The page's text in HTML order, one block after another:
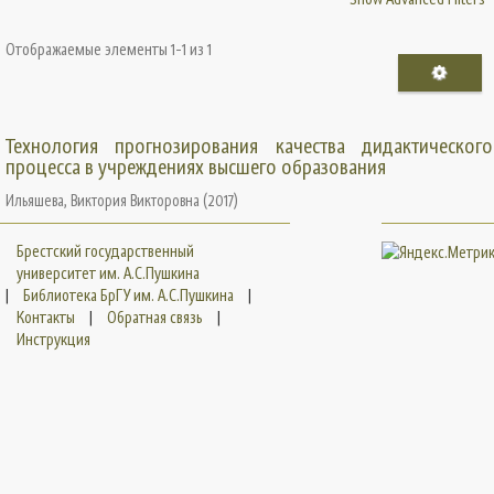
Отображаемые элементы 1-1 из 1
Технология прогнозирования качества дидактического
процесса в учреждениях высшего образования
Ильяшева, Виктория Викторовна (2017)
Брестский государственный
университет им. А.С.Пушкина
|
Библиотека БрГУ им. А.С.Пушкина
|
Контакты
| Обратная связь
|
Инструкция